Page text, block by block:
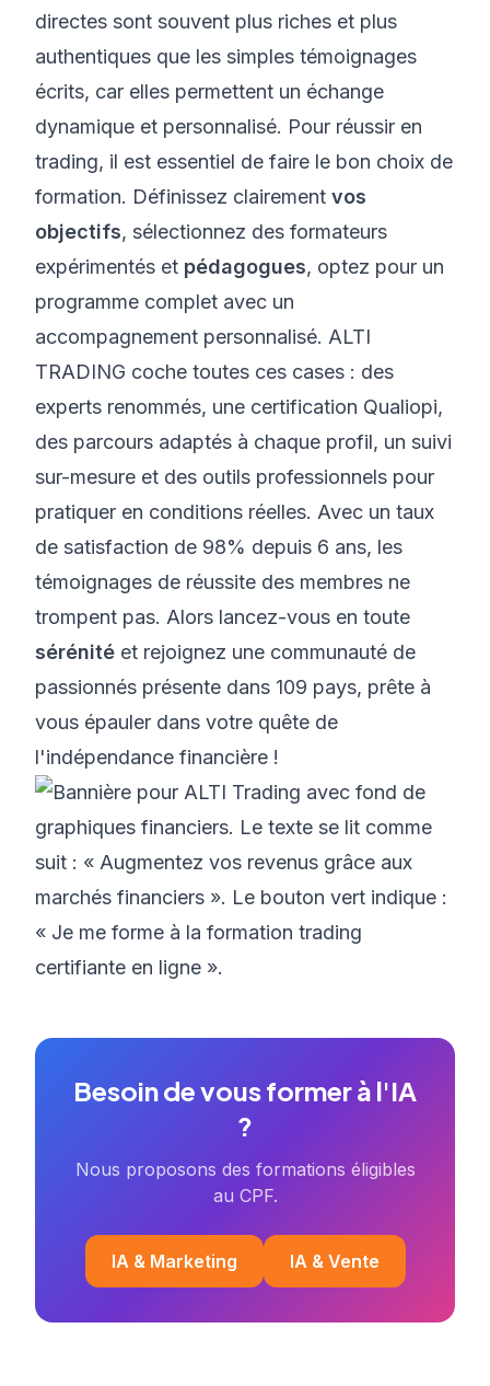
directes sont souvent plus riches et plus
authentiques que les simples témoignages
écrits, car elles permettent un échange
dynamique et personnalisé. Pour réussir en
trading, il est essentiel de faire le bon choix de
formation. Définissez clairement vos
objectifs, sélectionnez des formateurs
expérimentés et pédagogues, optez pour un
programme complet avec un
accompagnement personnalisé. ALTI
TRADING coche toutes ces cases : des
experts renommés, une certification Qualiopi,
des parcours adaptés à chaque profil, un suivi
sur-mesure et des outils professionnels pour
pratiquer en conditions réelles. Avec un taux
de satisfaction de 98% depuis 6 ans, les
témoignages de réussite des membres ne
trompent pas. Alors lancez-vous en toute
sérénité et rejoignez une communauté de
passionnés présente dans 109 pays, prête à
vous épauler dans votre quête de
l'indépendance financière !
Besoin de vous former à l'IA
?
Nous proposons des formations éligibles
au CPF.
IA & Marketing IA & Vente